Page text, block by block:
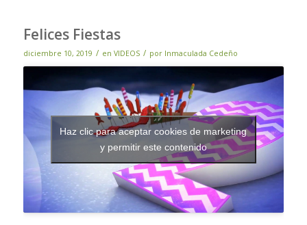
Felices Fiestas
diciembre 10, 2019 / en VIDEOS / por Inmaculada Cedeño
Haz clic para aceptar cookies de marketing
y permitir este contenido